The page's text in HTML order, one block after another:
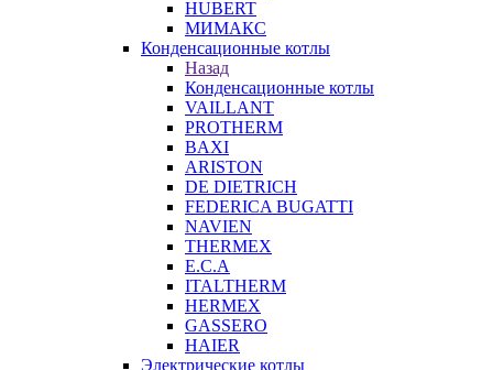
HUBERT
МИМАКС
Конденсационные котлы
Назад
Конденсационные котлы
VAILLANT
PROTHERM
BAXI
ARISTON
DE DIETRICH
FEDERICA BUGATTI
NAVIEN
THERMEX
E.C.A
ITALTHERM
HERMEX
GASSERO
HAIER
Электрические котлы